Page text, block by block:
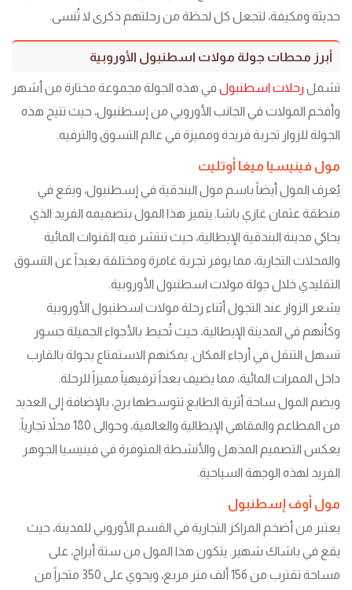
حديثة ومكيفة، لتجعل كل لحظة من رحلتهم ذكرى لا تُنسى.
أبرز محطات جولة مولات اسطنبول الأوروبية
تشمل رحلات اسطنبول في هذه الجولة مجموعة مختارة من أشهر
وأفخم المولات في الجانب الأوروبي من إسطنبول، حيث تتيح هذه
الجولة للزوار تجربة فريدة ومميزة في عالم التسوق والترفيه.
مول فينيسيا ميغا أوتليت
يُعرف المول أيضاً باسم مول البندقية في إسطنبول، ويقع في
منطقة عثمان غازي باشا. يتميز هذا المول بتصميمه الفريد الذي
يحاكي مدينة البندقية الإيطالية، حيث تنتشر فيه القنوات المائية
والمحلات التجارية، مما يوفر تجربة غامرة ومختلفة بعيداً عن التسوق
التقليدي خلال جولة مولات اسطنبول الأوروبية.
يشعر الزوار عند التجول أثناء رحلة مولات اسطنبول الأوروبية
وكأنهم في المدينة الإيطالية، حيث تُحيط بالأجواء الجميلة جسور
تسهل التنقل في أرجاء المكان. يمكنهم الاستمتاع بجولة بالقارب
داخل الممرات المائية، مما يضيف بعداً ترفيهياً مميزاً للرحلة.
ويضم المول ساحة أثرية الطابع تتوسطها برج، بالإضافة إلى العديد
من المطاعم والمقاهي الإيطالية والعالمية، وحوالى 180 محلاً تجارياً.
يعكس التصميم المذهل والأنشطة المتوفرة في فينيسيا الجوهر
الفريد لهذه الوجهة السياحية.
مول أوف إسطنبول
يعتبر من أضخم المراكز التجارية في القسم الأوروبي للمدينة، حيث
يقع في باشاك شهير. يتكون هذا المول من ستة أبراج، على
مساحة تقترب من 156 ألف متر مربع، ويحوي على 350 متجراً من